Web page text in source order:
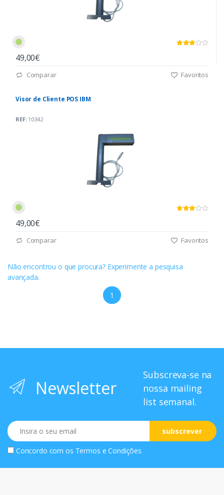
49,00€
Comparar Favoritos
Visor de Cliente POS IBM
REF:10342
49,00€
Comparar Favoritos
Não encontrou o que procura? Experimente a pesquisa
avançada.
1
Newsletter
Subscreva-se na
nossa mailing
list semanal.
Email
subscrever
Concordo com os Termos e Condições